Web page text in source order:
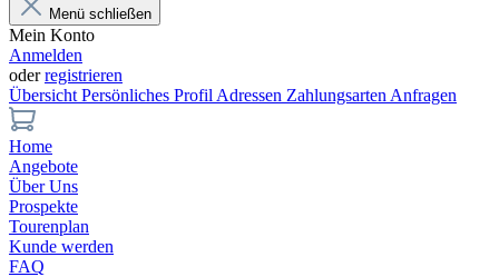
Menü schließen
Mein Konto
Anmelden
oderregistrieren
Übersicht Persönliches Profil Adressen Zahlungsarten Anfragen
Home
Angebote
Über Uns
Prospekte
Tourenplan
Kunde werden
FAQ